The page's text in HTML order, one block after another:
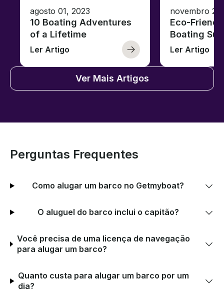
agosto 01, 2023
10 Boating Adventures
of a Lifetime
Ler Artigo
novembro
Eco-
Boating
Ler Artigo
Ver Mais Artigos
Perguntas Frequentes
Como alugar um barco no Getmyboat?
O aluguel do barco inclui o capitão?
Você precisa de uma licença de navegação
para alugar um barco?
Quanto custa para alugar um barco por um
dia?